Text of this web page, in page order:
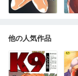
他の人気作品